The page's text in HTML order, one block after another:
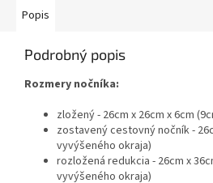
Popis
Podrobný popis
Rozmery nočníka:
zložený - 26cm x 26cm x 6cm
zostavený cestovný nočník -
vyvýšeného okraja)
rozložená redukcia - 26cm x
vyvýšeného okraja)